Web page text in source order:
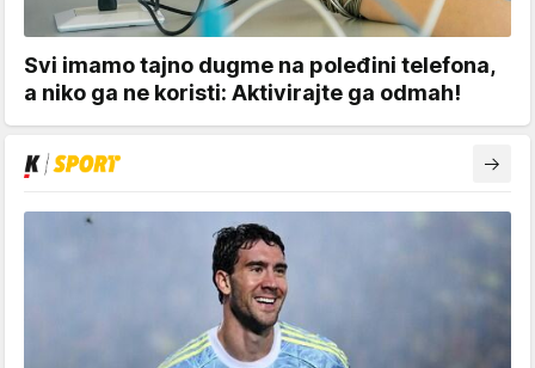
Svi imamo tajno dugme na poleđini telefona,
a niko ga ne koristi: Aktivirajte ga odmah!